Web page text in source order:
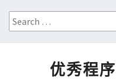
Search
for:
优秀程